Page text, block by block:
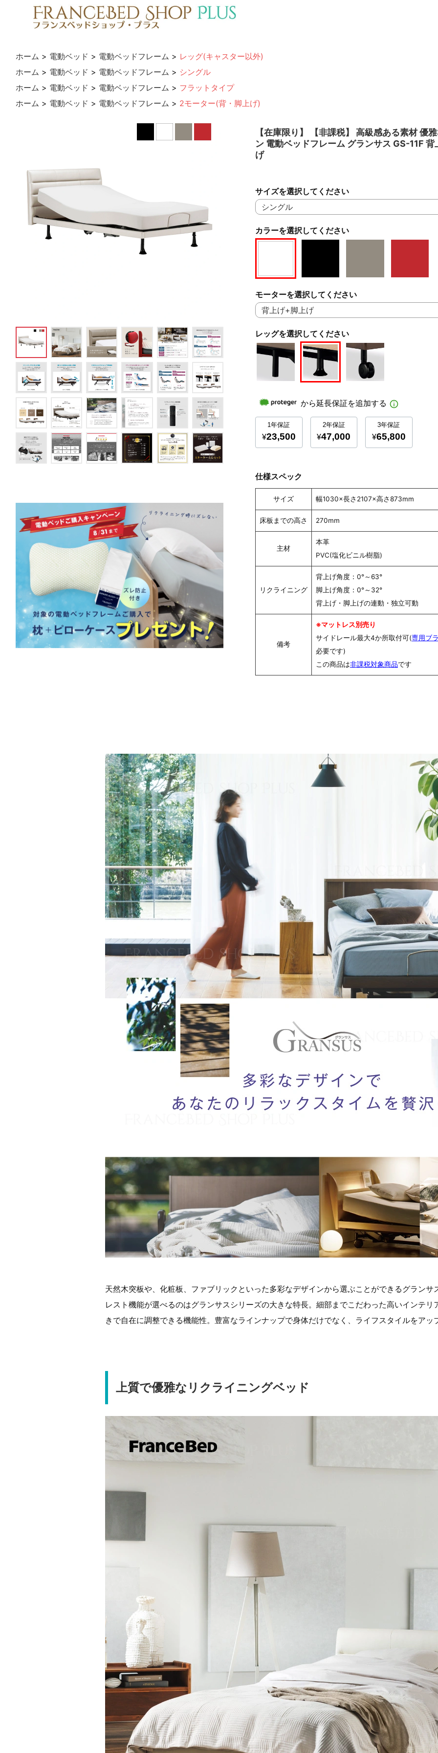
ホーム > 電動ベッド > 電動ベッドフレーム > レッグ(キャスター以外)
ホーム > 電動ベッド > 電動ベッドフレーム > シングル
ホーム > 電動ベッド > 電動ベッドフレーム > フラットタイプ
ホーム > 電動ベッド > 電動ベッドフレーム > 2モーター(背・脚上げ)
【在庫限り】 【非課税】 高級感ある素材 優
ン 電動ベッドフレーム グランサス GS-11F 背
げ
カラーを選択してください
サイズを選択してください
モーターを選択してください
レッグを選択してください
仕様スペック
サイズ 幅1030×長さ2107×高さ873mm
床板までの高さ 270mm
主材
本革
PVC(塩化ビニル樹脂)
リクライニング
背上げ角度：0°～63°
脚上げ角度：0°～32°
背上げ・脚上げの連動・独立可動
備考
※マットレス別売り
サイドレール最大4か所取付可(専用ブ
必要です)
この商品は非課税対象商品です
天然木突板や、化粧板、ファブリックといった多彩なデザインから選ぶことができるグランサ
レスト機能が選べるのはグランサスシリーズの大きな特長。細部までこだわった高いインテリ
きで自在に調整できる機能性。豊富なラインナップで身体だけでなく、ライフスタイルをアッ
上質で優雅なリクライニングベッド